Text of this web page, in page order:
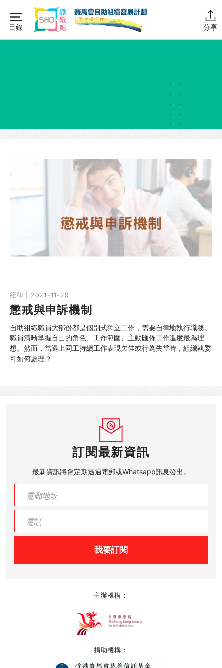
content
目錄 分享
主頁
組織管理
網上自學課程
自助組織訓練學院
同行故事館
同行社區伙伴
搜尋自助組織
關於我們
媒體報導
紀律 | 2021-11-29
懲戒與申訴機制
自助組織職員大部份都是個別式獨立工作，需要自律地執行職務。
職員清晰掌握自己的角色、工作範圍、主動匯佈工作進度最為理
想。然而，當遇上同工持續工作表現欠佳或行為失當時，組織執委
可如何處理？
訂閱最新資訊
最新資訊將會定期透過電郵或Whatsapp訊息發出。
我要訂閱
主辦機構：
捐助機構：